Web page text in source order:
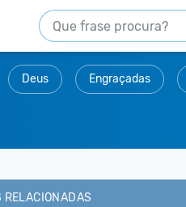
Deus Engraçadas
RELACIONADAS